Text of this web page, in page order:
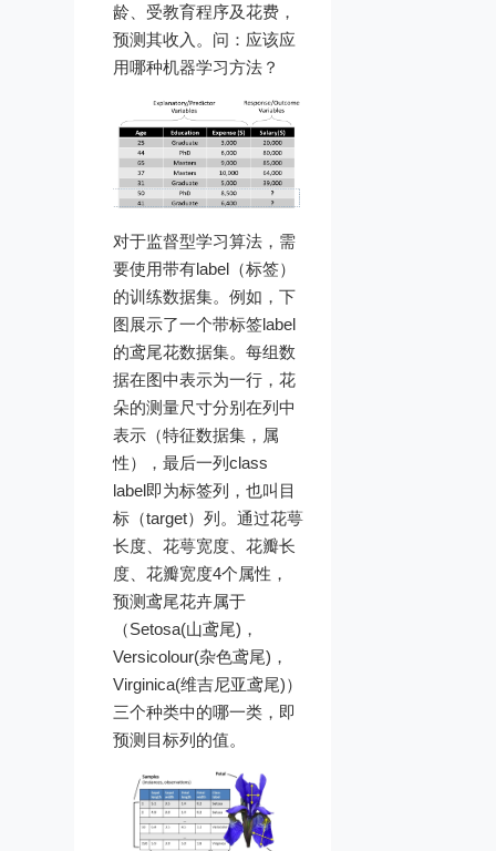
龄、受教育程序及花费，
预测其收入。问：应该应
用哪种机器学习方法？
对于监督型学习算法，需
要使用带有label（标签）
的训练数据集。例如，下
图展示了一个带标签label
的鸢尾花数据集。每组数
据在图中表示为一行，花
朵的测量尺寸分别在列中
表示（特征数据集，属
性），最后一列class
label即为标签列，也叫目
标（target）列。通过花萼
长度、花萼宽度、花瓣长
度、花瓣宽度4个属性，
预测鸢尾花卉属于
（Setosa(山鸢尾)，
Versicolour(杂色鸢尾)，
Virginica(维吉尼亚鸢尾)）
三个种类中的哪一类，即
预测目标列的值。